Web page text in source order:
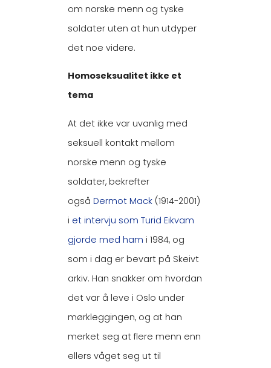
om norske menn og tyske
soldater uten at hun utdyper
det noe videre.
Homoseksualitet ikke et
tema
At det ikke var uvanlig med
seksuell kontakt mellom
norske menn og tyske
soldater, bekrefter
også Dermot Mack (1914-2001)
i et intervju som Turid Eikvam
gjorde med ham i 1984, og
som i dag er bevart på Skeivt
arkiv. Han snakker om hvordan
det var å leve i Oslo under
mørkleggingen, og at han
merket seg at flere menn enn
ellers våget seg ut til